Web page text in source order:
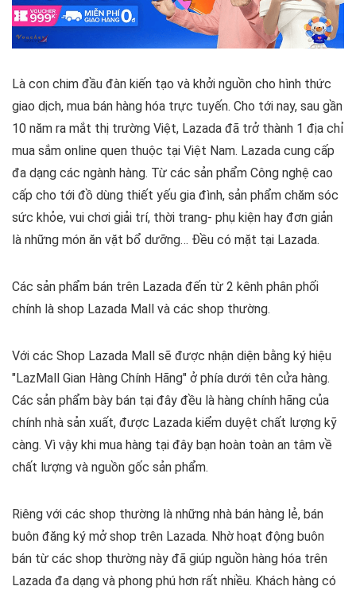
Là con chim đầu đàn kiến tạo và khởi nguồn cho hình thức
giao dịch, mua bán hàng hóa trực tuyến. Cho tới nay, sau gần
10 năm ra mắt thị trường Việt, Lazada đã trở thành 1 địa chỉ
mua sắm online quen thuộc tại Việt Nam. Lazada cung cấp
đa dạng các ngành hàng. Từ các sản phẩm Công nghệ cao
cấp cho tới đồ dùng thiết yếu gia đình, sản phẩm chăm sóc
sức khỏe, vui chơi giải trí, thời trang- phụ kiện hay đơn giản
là những món ăn vặt bổ dưỡng… Đều có mặt tại Lazada.
Các sản phẩm bán trên Lazada đến từ 2 kênh phân phối
chính là shop Lazada Mall và các shop thường.
Với các Shop Lazada Mall sẽ được nhận diện bằng ký hiệu
"LazMall Gian Hàng Chính Hãng" ở phía dưới tên cửa hàng.
Các sản phẩm bày bán tại đây đều là hàng chính hãng của
chính nhà sản xuất, được Lazada kiểm duyệt chất lượng kỹ
càng. Vì vậy khi mua hàng tại đây bạn hoàn toàn an tâm về
chất lượng và nguồn gốc sản phẩm.
Riêng với các shop thường là những nhà bán hàng lẻ, bán
buôn đăng ký mở shop trên Lazada. Nhờ hoạt động buôn
bán từ các shop thường này đã giúp nguồn hàng hóa trên
Lazada đa dạng và phong phú hơn rất nhiều. Khách hàng có